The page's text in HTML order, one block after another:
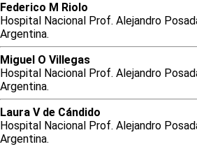
Federico M Riolo
Hospital Nacional Prof. Alejandro
Argentina.
Miguel O Villegas
Hospital Nacional Prof. Alejandro
Argentina.
Laura V de Cándido
Hospital Nacional Prof. Alejandro
Argentina.